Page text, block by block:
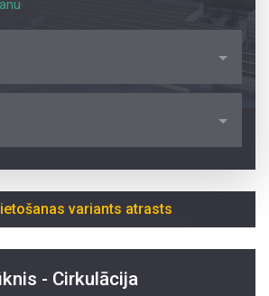
variants atrasts
- Cirkulācija